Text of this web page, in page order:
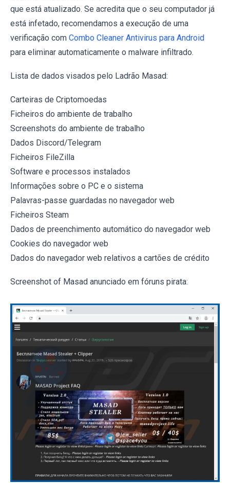
que está atualizado. Se acredita que o seu computador já
está infetado, recomendamos a execução de uma
verificação com Combo Cleaner Antivirus para Android
para eliminar automaticamente o malware infiltrado.
Lista de dados visados pelo Ladrão Masad:
Carteiras de Criptomoedas
Ficheiros do ambiente de trabalho
Screenshots do ambiente de trabalho
Dados Discord/Telegram
Ficheiros FileZilla
Software e processos instalados
Informações sobre o PC e o sistema
Palavras-passe guardadas no navegador web
Ficheiros Steam
Dados de preenchimento automático do navegador web
Cookies do navegador web
Dados do navegador web relativos a cartões de crédito
Screenshot of Masad anunciado em fóruns pirata: